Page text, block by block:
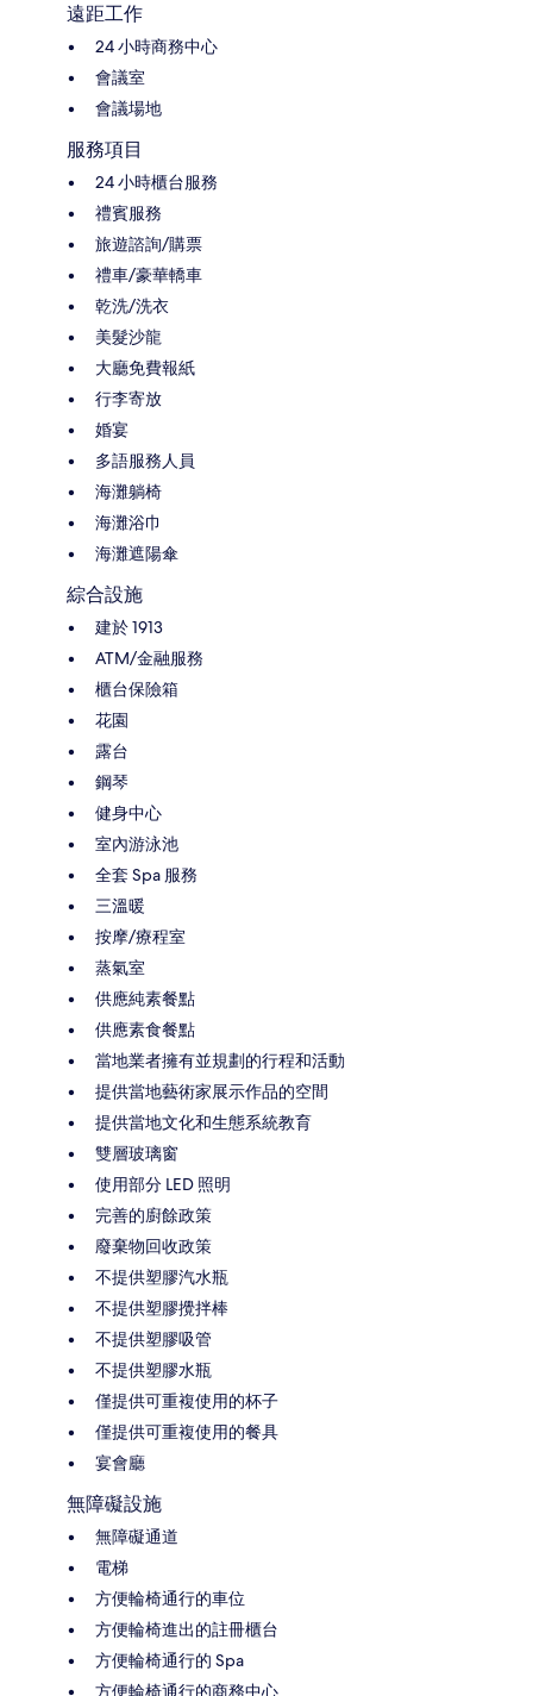
遠距工作
24 小時商務中心
會議室
會議場地
服務項目
24 小時櫃台服務
禮賓服務
旅遊諮詢/購票
禮車/豪華轎車
乾洗/洗衣
美髮沙龍
大廳免費報紙
行李寄放
婚宴
多語服務人員
海灘躺椅
海灘浴巾
海灘遮陽傘
綜合設施
建於 1913
ATM/金融服務
櫃台保險箱
花園
露台
鋼琴
健身中心
室內游泳池
全套 Spa 服務
三溫暖
按摩/療程室
蒸氣室
供應純素餐點
供應素食餐點
當地業者擁有並規劃的行程和活動
提供當地藝術家展示作品的空間
提供當地文化和生態系統教育
雙層玻璃窗
使用部分 LED 照明
完善的廚餘政策
廢棄物回收政策
不提供塑膠汽水瓶
不提供塑膠攪拌棒
不提供塑膠吸管
不提供塑膠水瓶
僅提供可重複使用的杯子
僅提供可重複使用的餐具
宴會廳
無障礙設施
無障礙通道
電梯
方便輪椅通行的車位
方便輪椅進出的註冊櫃台
方便輪椅通行的 Spa
方便輪椅通行的商務中心